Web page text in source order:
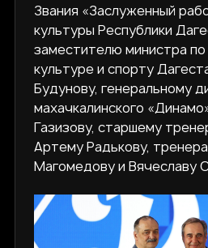
Звания «Заслуженный
культуры Республики
заместителю министра
культуре и спорту
Будунову, генеральному
махачкалинского
Газизову, старшему
Артему Радькову,
Магомедову и Вячеславу